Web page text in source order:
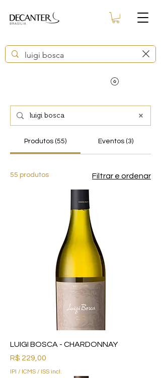
Produtos (55) Eventos (3)
55 produtos Filtrar e ordenar
LUIGI BOSCA - CHARDONNAY
Preço
R$ 229,00
IPI / ICMS / ISS incl.